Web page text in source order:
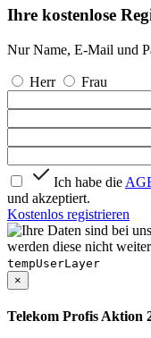
Ihre kostenlose
Nur Name, E-Mail und
Herr
Frau
Ich habe die
und akzeptiert.
Kostenlos registrieren
werden diese nicht
tempUserLayer
×
Telekom Profis Aktion